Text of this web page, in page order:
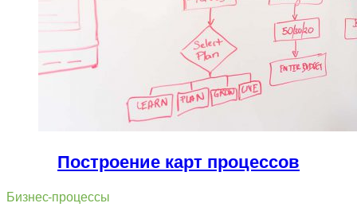
Построение карт процессов
Бизнес-процессы